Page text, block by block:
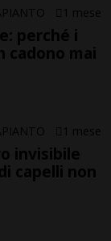
1 mese
perché i
cadono mai
1 mese
invisibile
capelli non